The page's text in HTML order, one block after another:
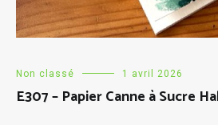
Non classé 1 avril 2026
E307 – Papier Canne à Sucre